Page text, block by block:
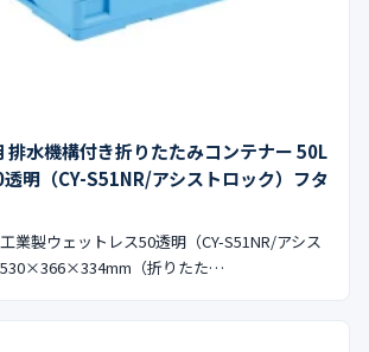
🇰🇷🇹🇼
排水機構付き折りたたみコンテナー 50L
明（CY-S51NR/アシストロック）フタ
業製ウェットレス50透明（CY-S51NR/アシス
530×366×334mm（折りたた…